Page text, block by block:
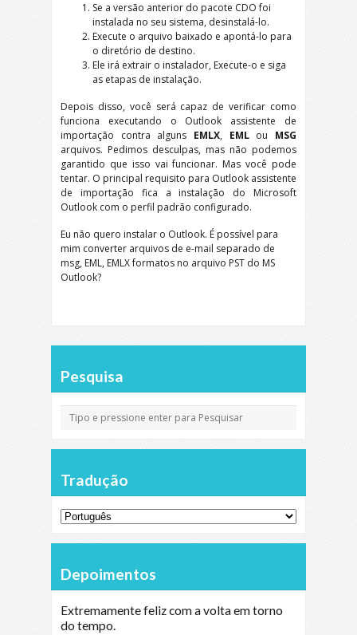
Se a versão anterior do pacote CDO foi
instalada no seu sistema, desinstalá-lo.
Execute o arquivo baixado e apontá-lo para
o diretório de destino.
Ele irá extrair o instalador, Execute-o e siga
as etapas de instalação.
Depois disso, você será capaz de verificar como
funciona executando o Outlook assistente de
importação contra alguns EMLX, EMLou MSG
arquivos. Pedimos desculpas, mas não podemos
garantido que isso vai funcionar. Mas você pode
tentar. O principal requisito para Outlook assistente
de importação fica a instalação do Microsoft
Outlook com o perfil padrão configurado.
Eu não quero instalar o Outlook. É possível para
mim converter arquivos de e-mail separado de
msg, EML, EMLX formatos no arquivo PST do MS
Outlook?
Pesquisa
Tradução
Depoimentos
Extremamente feliz com a volta em torno
do tempo.